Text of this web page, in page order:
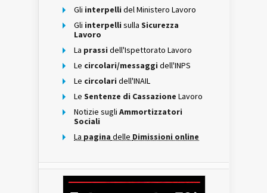
Gli interpelli del Ministero Lavoro
Gli interpelli sulla Sicurezza
Lavoro
La prassi dell'Ispettorato Lavoro
Le circolari/messaggi dell'INPS
Le circolari dell'INAIL
Le Sentenze di Cassazione Lavoro
Notizie sugli Ammortizzatori
Sociali
La pagina delle Dimissioni online